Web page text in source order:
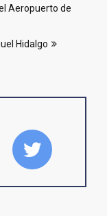
Aeropuerto de
Hidalgo